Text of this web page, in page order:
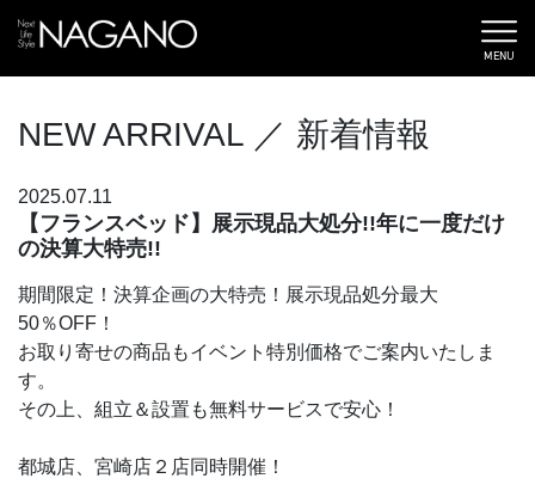
MENU
NEW ARRIVAL ／ 新着情報
2025.07.11
【フランスベッド】展示現品大処分!!年に一度だけ
の決算大特売!!
期間限定！決算企画の大特売！展示現品処分最大
50％OFF！
お取り寄せの商品もイベント特別価格でご案内いたしま
す。
その上、組立＆設置も無料サービスで安心！
都城店、宮崎店２店同時開催！